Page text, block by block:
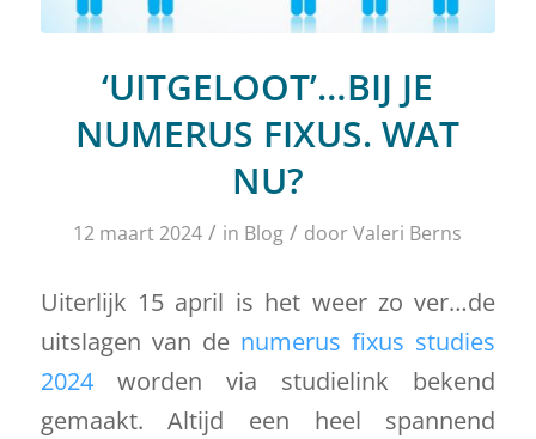
‘UITGELOOT’…BIJ JE
NUMERUS FIXUS. WAT
NU?
12 maart 2024 / in Blog / doorValeri Berns
Uiterlijk 15 april is het weer zo ver…de
uitslagen van de numerus fixus studies
2024worden via studielink bekend
gemaakt. Altijd een heel spannend